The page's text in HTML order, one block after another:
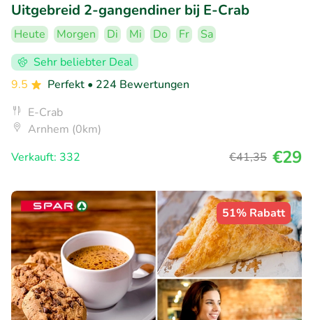
Uitgebreid 2-gangendiner bij E-Crab
Heute Morgen Di Mi Do Fr
Sa
Sehr beliebter Deal
9.5
Perfekt • 224 Bewertungen
E-Crab
Arnhem (0km)
Verkauft: 332
€41,35 €29
51% Rabatt